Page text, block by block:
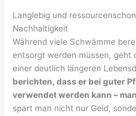
Langlebig und
Nachhaltigkeit
Während viele Schwämme
entsorgt werden müssen, geht
einer deutlich längeren
berichten, dass er bei guter
verwendet werden kann –
spart man nicht nur Geld,